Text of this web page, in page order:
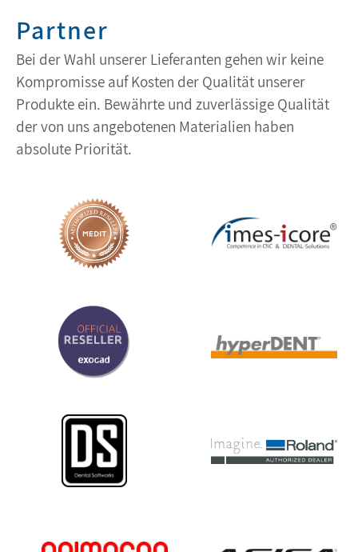
Partner
Bei der Wahl unserer Lieferanten gehen wir keine
Kompromisse auf Kosten der Qualität unserer
Produkte ein. Bewährte und zuverlässige Qualität
der von uns angebotenen Materialien haben
absolute Priorität.